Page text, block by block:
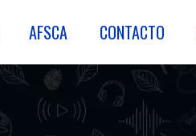
AFSCA CONTACTO